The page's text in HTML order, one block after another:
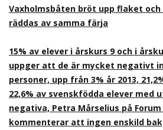
Vaxholmsbåten bröt upp flaket
räddas av samma färja
15% av elever i årskurs 9 och i
uppger att de är mycket negativt
personer, upp från 3% år 2013,
22,6% av svenskfödda elever med
negativa, Petra Mårselius på
kommenterar att ingen enskild